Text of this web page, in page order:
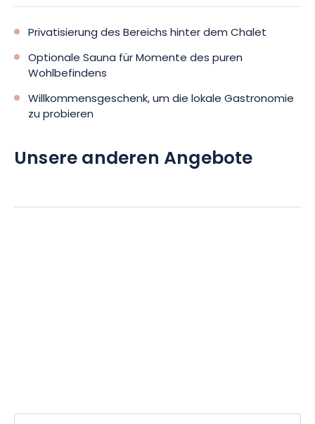
Privatisierung des Bereichs hinter dem Chalet
Optionale Sauna für Momente des puren
Wohlbefindens
Willkommensgeschenk, um die lokale Gastronomie
zu probieren
Unsere anderen Angebote